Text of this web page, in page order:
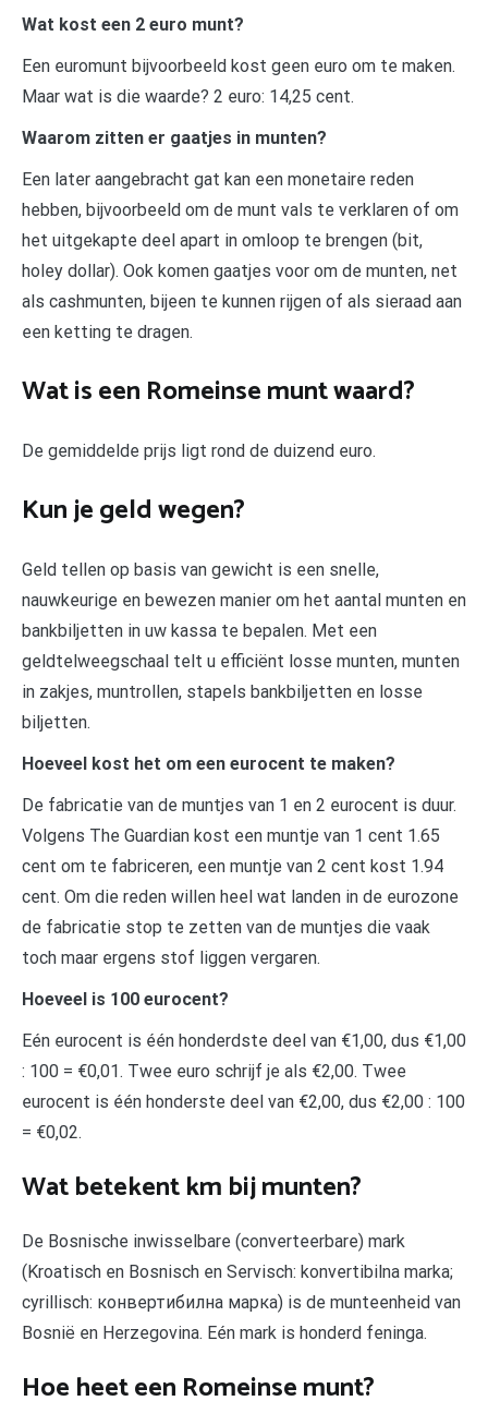
Wat kost een 2 euro munt?
Een euromunt bijvoorbeeld kost geen euro om te maken.
Maar wat is die waarde? 2 euro: 14,25 cent.
Waarom zitten er gaatjes in munten?
Een later aangebracht gat kan een monetaire reden
hebben, bijvoorbeeld om de munt vals te verklaren of om
het uitgekapte deel apart in omloop te brengen (bit,
holey dollar). Ook komen gaatjes voor om de munten, net
als cashmunten, bijeen te kunnen rijgen of als sieraad aan
een ketting te dragen.
Wat is een Romeinse munt waard?
De gemiddelde prijs ligt rond de duizend euro.
Kun je geld wegen?
Geld tellen op basis van gewicht is een snelle,
nauwkeurige en bewezen manier om het aantal munten en
bankbiljetten in uw kassa te bepalen. Met een
geldtelweegschaal telt u efficiënt losse munten, munten
in zakjes, muntrollen, stapels bankbiljetten en losse
biljetten.
Hoeveel kost het om een eurocent te maken?
De fabricatie van de muntjes van 1 en 2 eurocent is duur.
Volgens The Guardian kost een muntje van 1 cent 1.65
cent om te fabriceren, een muntje van 2 cent kost 1.94
cent. Om die reden willen heel wat landen in de eurozone
de fabricatie stop te zetten van de muntjes die vaak
toch maar ergens stof liggen vergaren.
Hoeveel is 100 eurocent?
Eén eurocent is één honderdste deel van €1,00, dus €1,00
: 100 = €0,01. Twee euro schrijf je als €2,00. Twee
eurocent is één honderste deel van €2,00, dus €2,00 : 100
= €0,02.
Wat betekent km bij munten?
De Bosnische inwisselbare (converteerbare) mark
(Kroatisch en Bosnisch en Servisch: konvertibilna marka;
cyrillisch: конвертибилна марка) is de munteenheid van
Bosnië en Herzegovina. Eén mark is honderd feninga.
Hoe heet een Romeinse munt?